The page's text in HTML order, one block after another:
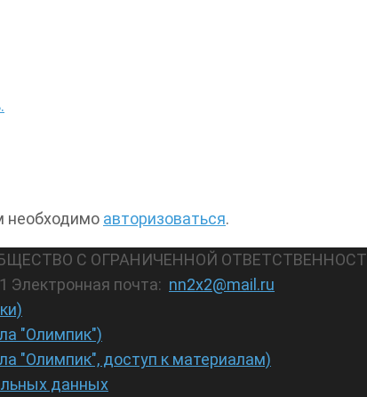
необходимо авторизоваться.
С ОГРАНИЧЕННОЙ
Электронная почта: nn2x2@mail.ru
"Олимпик")
"Олимпик", доступ к материалам)
данных